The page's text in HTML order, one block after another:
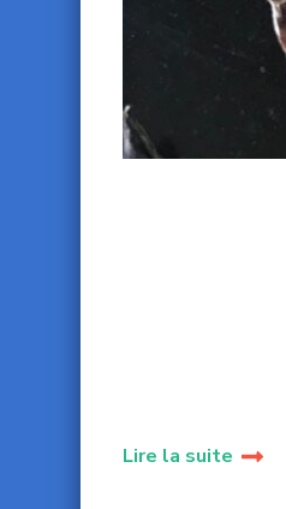
Lire la suite